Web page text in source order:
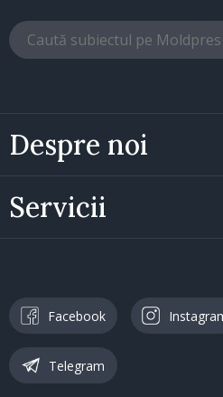
Despre noi
Servicii
Facebook
Telegram